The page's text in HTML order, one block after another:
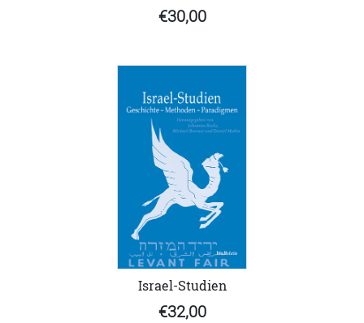
€30,00
Israel-Studien
€32,00